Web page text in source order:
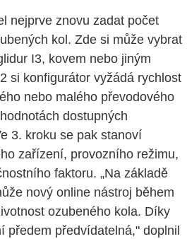
nejprve znovu zadat počet
kol. Zde si může vybrat
I3, kovem nebo jiným
si konfigurátor vyžádá rychlost
nebo malého převodového
dostupných
3. kroku se pak stanoví
zařízení, provozního režimu,
faktoru. „Na základě
nový online nástroj během
ozubeného kola. Díky
předem předvídatelná," doplnil